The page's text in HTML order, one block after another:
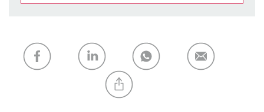
Mijn lijst TOEVOEGEN
NIEUW LIJST MAKEN